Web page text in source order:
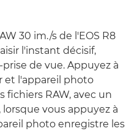
30 im./s de l'EOS R8
l'instant décisif,
de vue. Appuyez à
et l'appareil photo
RAW, avec un
vous appuyez à
photo enregistre les